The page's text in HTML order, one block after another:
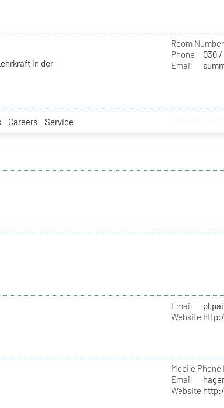
Careers Service
in der
Room Number
Phone
030 /
Email
Email
Website
Mobile Phone
Email
Website